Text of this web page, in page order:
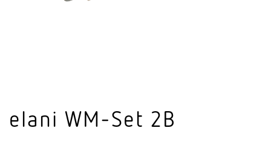
elani WM-Set 2B